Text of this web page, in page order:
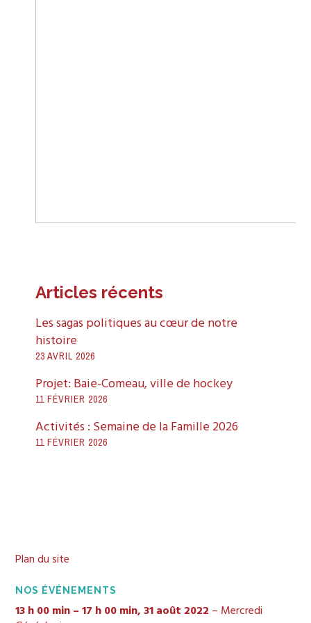
Articles récents
Les sagas politiques au cœur de notre
histoire
23 AVRIL 2026
Projet: Baie-Comeau, ville de hockey
11 FÉVRIER 2026
Activités : Semaine de la Famille 2026
11 FÉVRIER 2026
Plan du site
NOS ÉVÉNEMENTS
13 h 00 min– 17 h 00 min,31 août 2022 – Mercredi